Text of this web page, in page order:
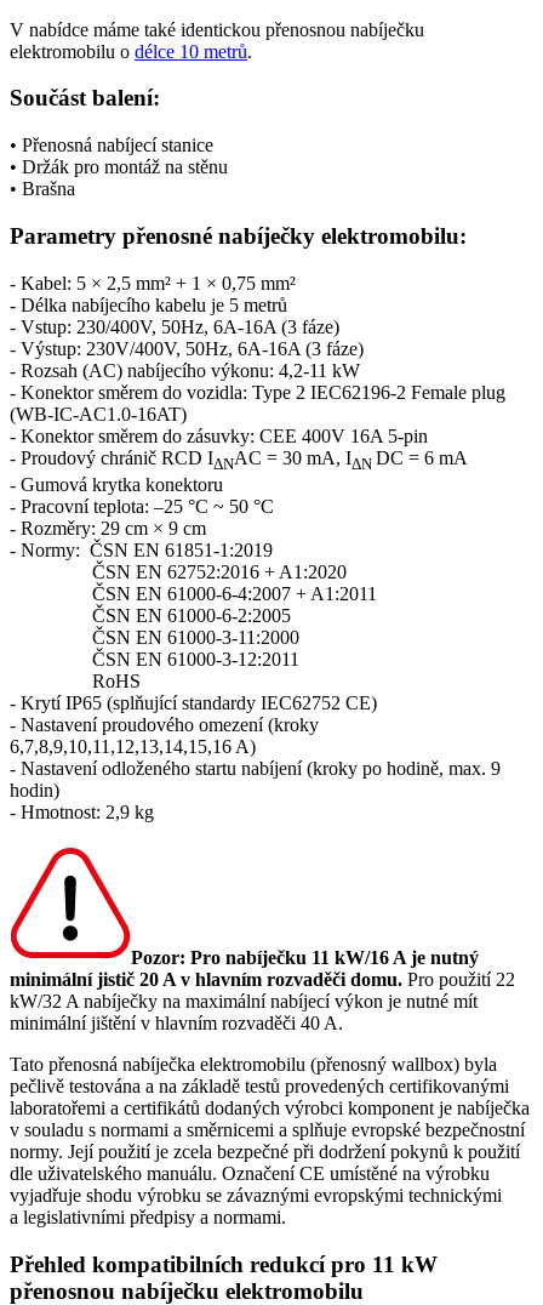
V nabídce máme také identickou přenosnou nabíječku
elektromobilu o délce 10 metrů.
Součást balení:
• Přenosná nabíjecí stanice
• Držák pro montáž na stěnu
• Brašna
Parametry přenosné nabíječky elektromobilu:
- Kabel: 5 × 2,5 mm² + 1 × 0,75 mm²
- Délka nabíjecího kabelu je 5 metrů
- Vstup: 230/400V, 50Hz, 6A-16A (3 fáze)
- Výstup: 230V/400V, 50Hz, 6A-16A (3 fáze)
- Rozsah (AC) nabíjecího výkonu: 4,2-11 kW
- Konektorsměrem do vozidla: Type 2 IEC62196-2 Female plug
(WB-IC-AC1.0-16AT)
- Konektorsměrem do zásuvky: CEE 400V 16A 5-pin
- Proudový chránič RCD IΔNAC = 30 mA, IΔN DC = 6 mA
- Gumová krytka konektoru
- Pracovní teplota: –25 °C ~ 50 °C
- Rozměry: 29 cm × 9 cm
- Normy: ČSN EN 61851-1:2019
ČSN EN 62752:2016 + A1:2020
ČSN EN 61000-6-4:2007 + A1:2011
ČSN EN 61000-6-2:2005
ČSN EN 61000-3-11:2000
ČSN EN 61000-3-12:2011
RoHS
- Krytí IP65 (splňující standardy IEC62752 CE)
- Nastavení proudového omezení (kroky
6,7,8,9,10,11,12,13,14,15,16 A)
- Nastavení odloženého startu nabíjení (kroky po hodině, max. 9
hodin)
- Hmotnost: 2,9 kg
Pozor: Pro nabíječku 11 kW/16 A je nutný
minimální jistič 20 A v hlavním rozvaděči domu. Pro použití 22
kW/32 A nabíječky na maximálnínabíjecí výkon je nutné mít
minimální jištění v hlavním rozvaděči 40 A.
Tato přenosná nabíječka elektromobilu (přenosný wallbox) byla
pečlivě testována a na základě testů provedených certifikovanými
laboratořemi a certifikátů dodaných výrobci komponent je nabíječka
v souladu s normami a směrnicemi a splňuje evropské bezpečnostní
normy. Její použití je zcela bezpečné při dodržení pokynů k použití
dle uživatelského manuálu. Označení CE umístěné na výrobku
vyjadřuje shodu výrobku se závaznými evropskými technickými
a legislativními předpisy a normami.
Přehled kompatibilních redukcí pro 11 kW
přenosnou nabíječku elektromobilu